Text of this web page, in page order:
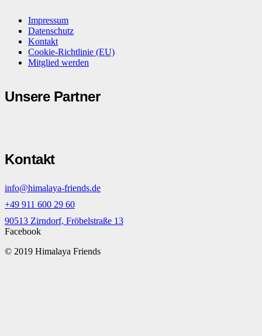
Impressum
Datenschutz
Kontakt
Cookie-Richtlinie (EU)
Mitglied werden
Unsere Partner
Kontakt
info@himalaya-friends.de
+49 911 600 29 60
90513 Zirndorf, Fröbelstraße 13
Facebook
© 2019 Himalaya Friends